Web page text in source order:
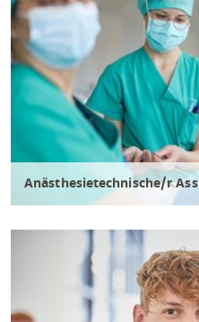
Anästhesietechnische/r